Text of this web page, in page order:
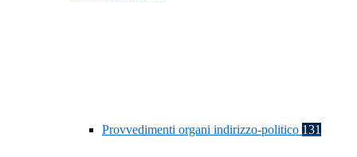
Provvedimenti organi indirizzo-politico 131